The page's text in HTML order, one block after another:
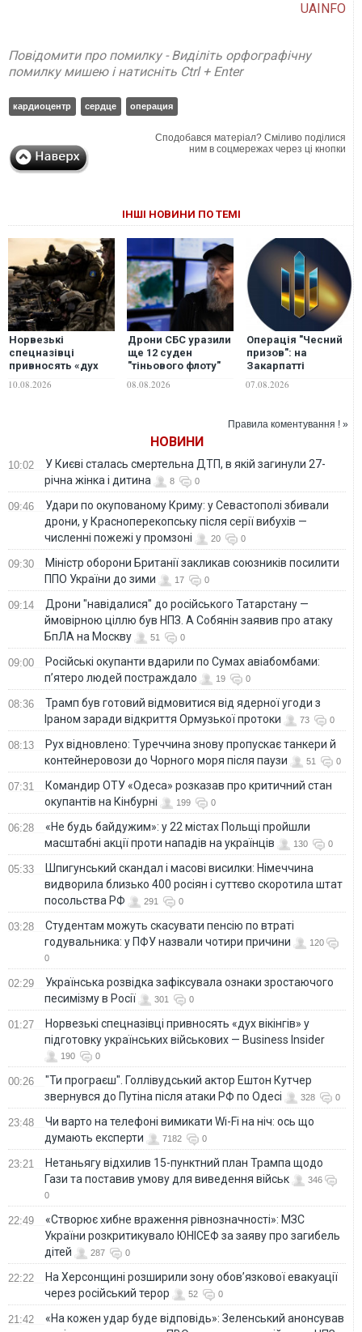
UAINFO
Повідомити про помилку - Виділіть орфографічну
помилку мишею і натисніть Ctrl + Enter
кардиоцентр сердце операция
Сподобався матеріал? Сміливо поділися
ним в соцмережах через ці кнопки
ІНШІ НОВИНИ ПО ТЕМІ
Норвезькі
спецназівці
привносять «дух
підготовку
10.08.2026
Дрони СБС уразили
ще 12 суден
"тіньового флоту"
08.08.2026
Операція "Чесний
призов": на
Закарпатті
екскерівників РТЦК
"списанні" понад
07.08.2026
Правила коментування ! »
НОВИНИ
10:02
У Києві сталась смертельна ДТП, в якій загинули 27-
річна жінка і дитина
8 0
09:46
Удари по окупованому Криму: у Севастополі збивали
дрони, у Красноперекопську після серії вибухів —
численні пожежі у промзоні
20 0
09:30
Міністр оборони Британії закликав союзників посилити
ППО України до зими
17 0
09:14
Дрони "навідалися" до російського Татарстану —
ймовірною ціллю був НПЗ. А Собянін заявив про атаку
БпЛА на Москву
51 0
09:00
Російські окупанти вдарили по Сумах авіабомбами:
п’ятеро людей постраждало
19 0
08:36
Трамп був готовий відмовитися від ядерної угоди з
Іраном заради відкриття Ормузької протоки
73 0
08:13
Рух відновлено: Туреччина знову пропускає танкери й
контейнеровози до Чорного моря після паузи
51 0
07:31
Командир ОТУ «Одеса» розказав про критичний стан
окупантів на Кінбурні
199 0
06:28
«Не будь байдужим»: у 22 містах Польщі пройшли
масштабні акції проти нападів на українців
130 0
05:33
Шпигунський скандал і масові висилки: Німеччина
видворила близько 400 росіян і суттєво скоротила штат
посольства РФ
291 0
03:28
Студентам можуть скасувати пенсію по втраті
годувальника: у ПФУ назвали чотири причини
120
0
02:29
Українська розвідка зафіксувала ознаки зростаючого
песимізму в Росії
301 0
01:27
Норвезькі спецназівці привносять «дух вікінгів» у
підготовку українських військових — Business Insider
190 0
00:26
"Ти програєш". Голлівудський актор Ештон Кутчер
звернувся до Путіна після атаки РФ по Одесі
328 0
23:48
Чи варто на телефонi вимикати Wi-Fi на ніч: ось що
думають експерти
7182 0
23:21
Нетаньягу відхилив 15-пунктний план Трампа щодо
Гази та поставив умову для виведення військ
346
0
22:49
«Створює хибне враження рівнозначності»: МЗС
України розкритикувало ЮНІСЕФ за заяву про загибель
дітей
287 0
22:22
На Херсонщині розширили зону обов’язкової евакуації
через російський терор
52 0
21:42
«На кожен удар буде відповідь»: Зеленський анонсував